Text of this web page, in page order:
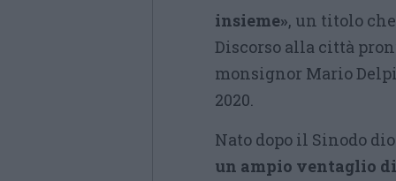
insieme», un titolo
Discorso alla città
monsignor Mario
2020.
Nato dopo il Sinodo
un ampio ventaglio